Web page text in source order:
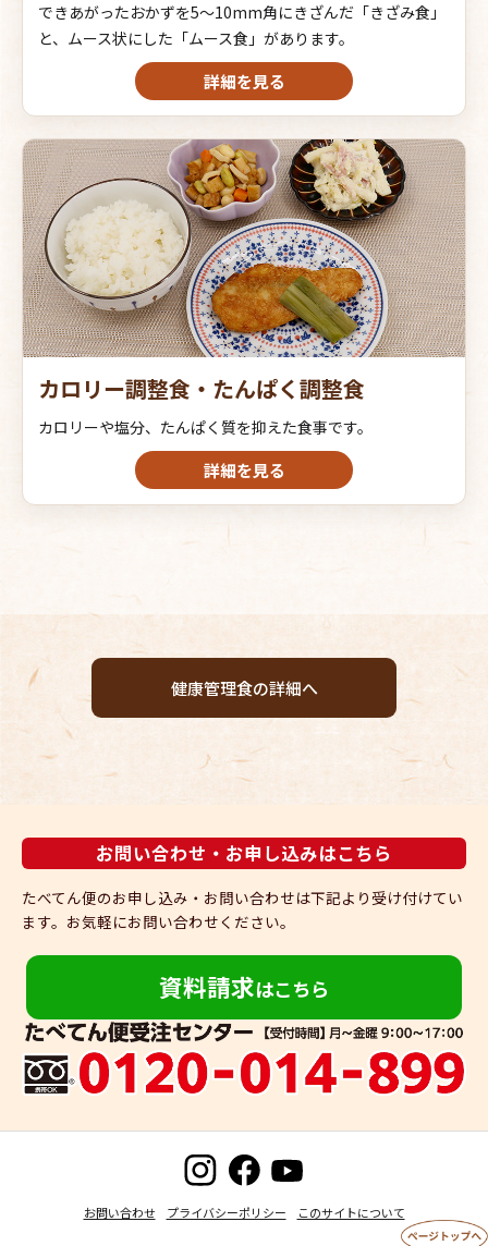
できあがったおかずを5～10mm角にきざんだ「きざみ食」
と、ムース状にした「ムース食」があります。
詳細を見る
カロリー調整食・たんぱく調整食
カロリーや塩分、たんぱく質を抑えた食事です。
詳細を見る
健康管理食の詳細へ
お問い合わせ・お申し込みはこちら
たべてん便のお申し込み・お問い合わせは下記より受け付けてい
ます。 お気軽にお問い合わせください。
資料請求はこちら
お問い合わせ プライバシーポリシー このサイトについて